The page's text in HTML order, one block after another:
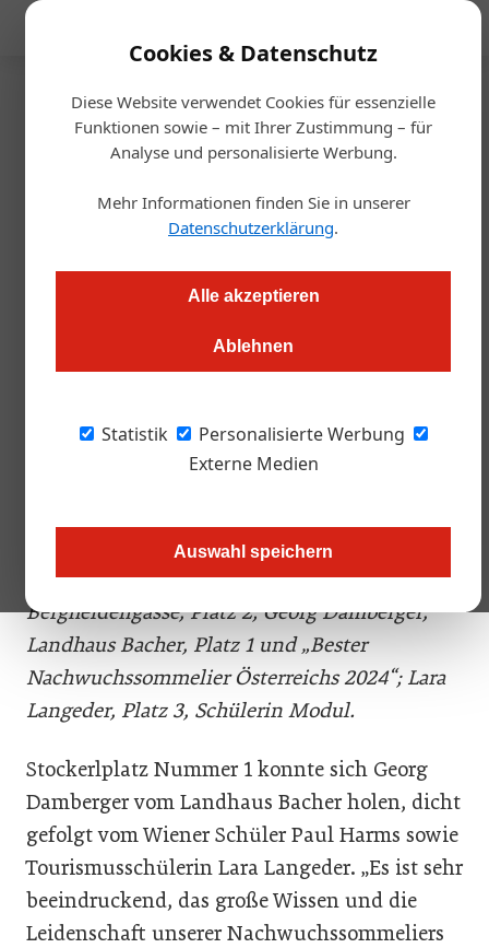
Cookies & Datenschutz
Diese Website verwendet Cookies für essenzielle
Funktionen sowie – mit Ihrer Zustimmung – für
Analyse und personalisierte Werbung.
Mehr Informationen finden Sie in unserer
Datenschutzerklärung.
Alle akzeptieren
Ablehnen
Statistik
Personalisierte Werbung
Externe Medien
Auswahl speichern
Startseite/Gastro & Hotel
Sommelier
Sommelier Union Austria kürt
Talente
22.10.2024, 16:14 Uhr
Der jährlich stattfindende Wettbewerb der Sommelier Union
auch 2024 unter wachsamen Augen des Juryvorsitzes und
Vizepräsidenten des deutschen Verbandes Philipp Künemund
Bild oben: Junge Sommelier-Talente auf dem
Podest (v.l.): Paul Harms, Schüler der HLTW 13
Bergheidengasse, Platz 2; Georg Damberger,
Landhaus Bacher, Platz 1 und „Bester
Nachwuchssommelier Österreichs 2024“; Lara
Langeder, Platz 3, Schülerin Modul.
Stockerlplatz Nummer 1 konnte sich Georg
Damberger vom Landhaus Bacher holen, dicht
gefolgt vom Wiener Schüler Paul Harms sowie
Tourismusschülerin Lara Langeder. „Es ist sehr
beeindruckend, das große Wissen und die
Leidenschaft unserer Nachwuchssommeliers